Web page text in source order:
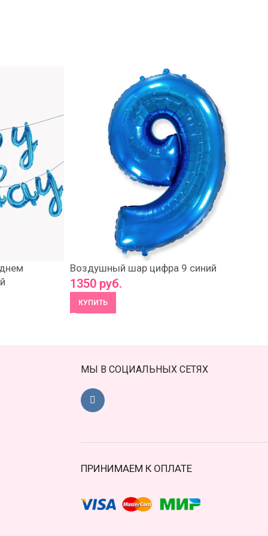
Воздушный шар цифра 9 синий
1350 руб.
КУПИТЬ
МЫ В СОЦИАЛЬНЫХ СЕТЯХ
ПРИНИМАЕМ К ОПЛАТЕ